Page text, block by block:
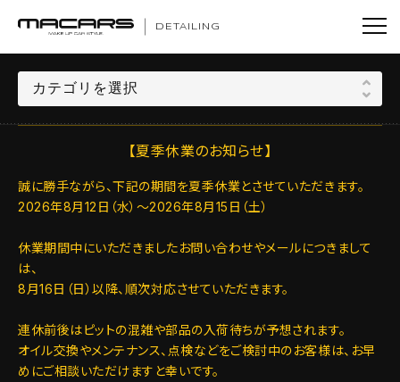
DETAILING
【夏季休業のお知らせ】
誠に勝手ながら、下記の期間を夏季休業とさせていただきます。
2026年8月12日（水）～2026年8月15日（土）
休業期間中にいただきましたお問い合わせやメールにつきまして
は、
8月16日（日）以降、順次対応させていただきます。
連休前後はピットの混雑や部品の入荷待ちが予想されます。
オイル交換やメンテナンス、点検などをご検討中のお客様は、お早
めにご相談いただけますと幸いです。